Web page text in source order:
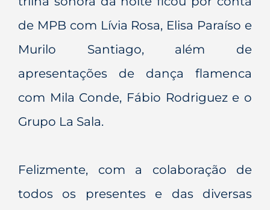
de MPB com Lívia Rosa, Elisa Paraíso e
Murilo Santiago, além de
apresentações de dança flamenca
com Mila Conde, Fábio Rodriguez e o
Grupo La Sala.
Felizmente, com a colaboração de
todos os presentes e das diversas